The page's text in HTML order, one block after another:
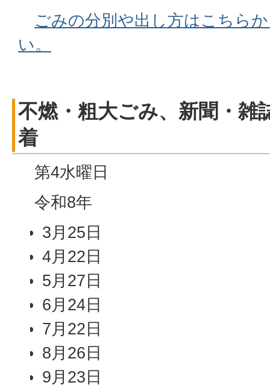
ごみの分別や出し方はこちら
い。
不燃・粗大ごみ、新聞・雑
着
第4水曜日
令和8年
3月25日
4月22日
5月27日
6月24日
7月22日
8月26日
9月23日